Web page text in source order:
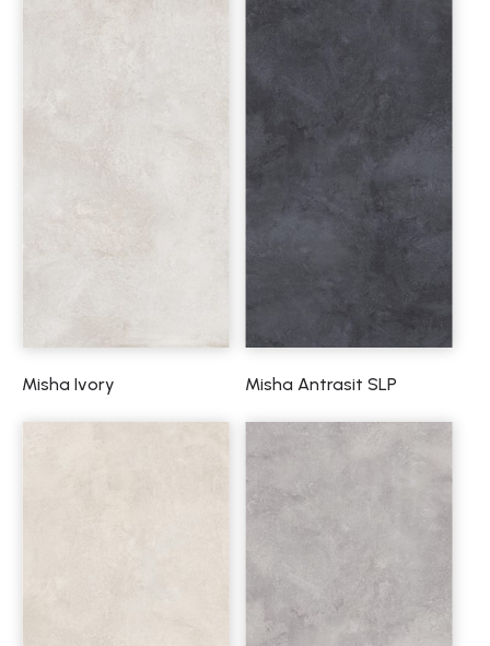
Misha Ivory Misha Antrasit SLP